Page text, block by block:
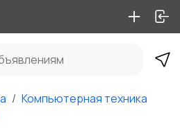
Компьютерная техника